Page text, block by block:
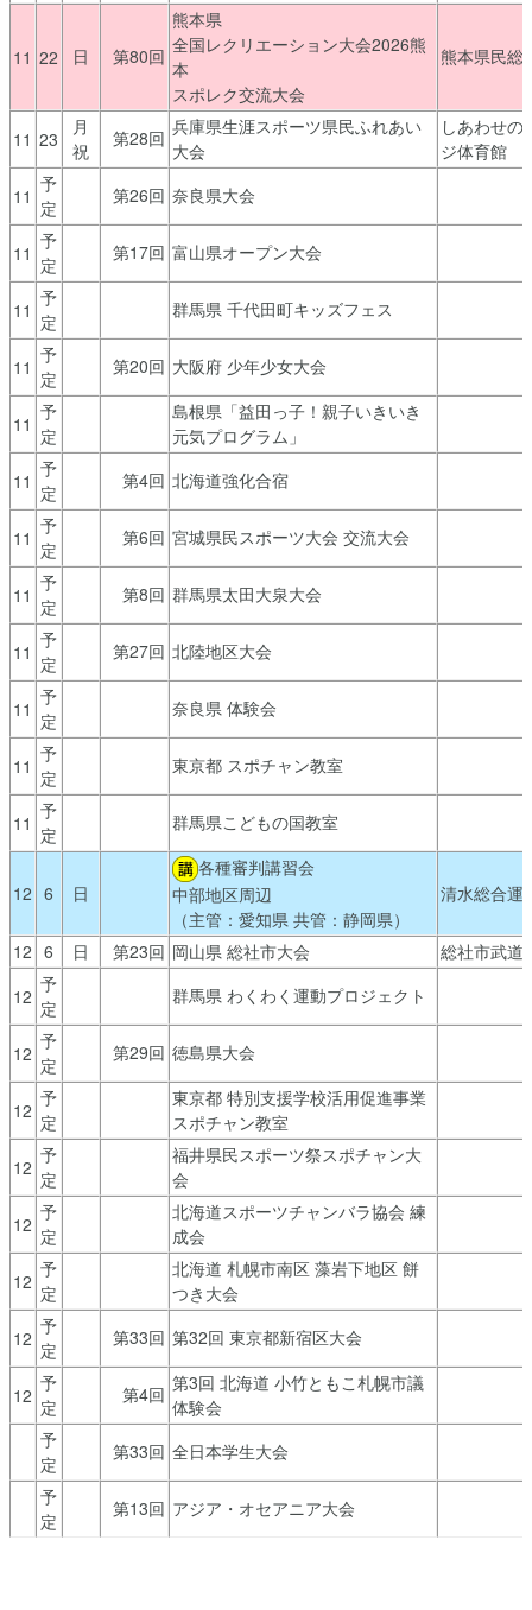
11 22 日 第80回
熊本県
全国レクリエーション大会2026熊
本
スポレク交流大会
熊本県民総
11 23
月
祝
第28回 兵庫県生涯スポーツ県民ふれあい
大会
しあわせの
ジ体育館
11
予
定
第26回 奈良県大会
11
予
定
第17回 富山県オープン大会
11
予
定
群馬県 千代田町キッズフェス
11
予
定
第20回 大阪府 少年少女大会
11
予
定
島根県「益田っ子！親子いきいき
元気プログラム」
11
予
定
第4回 北海道強化合宿
11
予
定
第6回 宮城県民スポーツ大会 交流大会
11
予
定
第8回 群馬県太田大泉大会
11
予
定
第27回 北陸地区大会
11
予
定
奈良県 体験会
11
予
定
東京都 スポチャン教室
11
予
定
群馬県こどもの国教室
12 6 日
各種審判講習会
中部地区周辺
（主管：愛知県 共管：静岡県）
清水総合運
12 6 日 第23回 岡山県 総社市大会
総社市武道
12
予
定
群馬県 わくわく運動プロジェクト
12
予
定
第29回 徳島県大会
12
予
定
東京都 特別支援学校活用促進事業
スポチャン教室
12
予
定
福井県民スポーツ祭スポチャン大
会
12
予
定
北海道スポーツチャンバラ協会 練
成会
12
予
定
北海道 札幌市南区 藻岩下地区 餅
つき大会
12
予
定
第33回 第32回 東京都新宿区大会
12
予
定
第4回 第3回 北海道 小竹ともこ札幌市議
体験会
予
定
第33回 全日本学生大会
予
定
第13回 アジア・オセアニア大会